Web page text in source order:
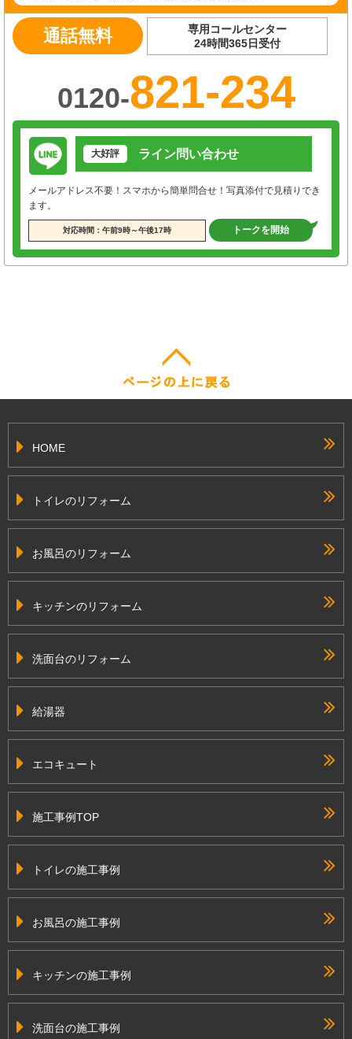
通話無料
専用コールセンター
24時間365日受付
0120-821-234
大好評 ライン問い合わせ
メールアドレス不要！スマホから簡単問合せ！写真添付で見積りでき
ます。
対応時間：午前9時～午後17時 トークを開始
HOME
トイレのリフォーム
お風呂のリフォーム
キッチンのリフォーム
洗面台のリフォーム
給湯器
エコキュート
施工事例TOP
トイレの施工事例
お風呂の施工事例
キッチンの施工事例
洗面台の施工事例